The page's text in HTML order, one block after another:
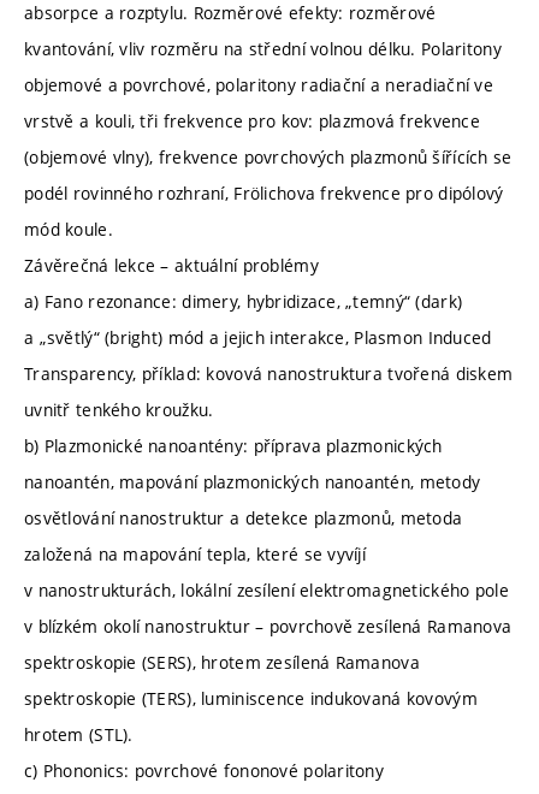
absorpce a rozptylu. Rozměrové efekty: rozměrové
kvantování, vliv rozměru na střední volnou délku. Polaritony
objemové a povrchové, polaritony radiační a neradiační ve
vrstvě a kouli, tři frekvence pro kov: plazmová frekvence
(objemové vlny), frekvence povrchových plazmonů šířících se
podél rovinného rozhraní, Frölichova frekvence pro dipólový
mód koule.
Závěrečná lekce – aktuální problémy
a) Fano rezonance: dimery, hybridizace, „temný“ (dark)
a „světlý“ (bright) mód a jejich interakce, Plasmon Induced
Transparency, příklad: kovová nanostruktura tvořená diskem
uvnitř tenkého kroužku.
b) Plazmonické nanoantény: příprava plazmonických
nanoantén, mapování plazmonických nanoantén, metody
osvětlování nanostruktur a detekce plazmonů, metoda
založená na mapování tepla, které se vyvíjí
v nanostrukturách, lokální zesílení elektromagnetického pole
v blízkém okolí nanostruktur – povrchově zesílená Ramanova
spektroskopie (SERS), hrotem zesílená Ramanova
spektroskopie (TERS), luminiscence indukovaná kovovým
hrotem (STL).
c) Phononics: povrchové fononové polaritony